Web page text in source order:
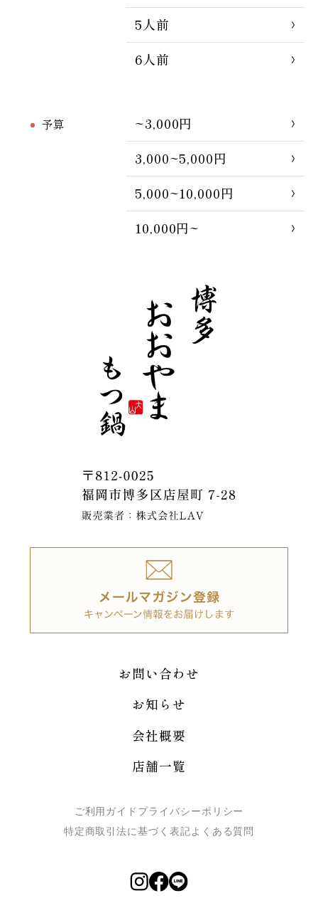
5人前
6人前
予算
~3,000円
3,000~5,000円
5,000~10,000円
10,000円~
お問い合わせ
お知らせ
会社概要
店舗一覧
ご利用ガイド プライバシーポリシー
特定商取引法に基づく表記よくある質問